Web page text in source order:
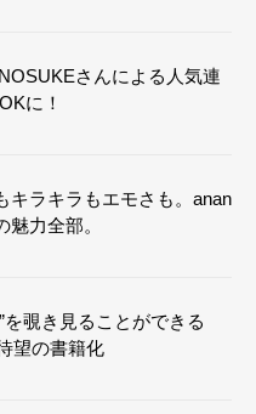
さんによる人気連
に！
キラキラもエモさも。anan
力全部。
を覗き見ることができる
望の書籍化